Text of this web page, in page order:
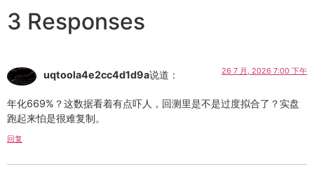
3 Responses
uqtoola4e2cc4d1d9a说道： 26 7 月, 2026 7:00 下午
年化669%？这数据看着有点吓人，回测里是不是过度拟合了？实盘
跑起来怕是很难复制。
回复